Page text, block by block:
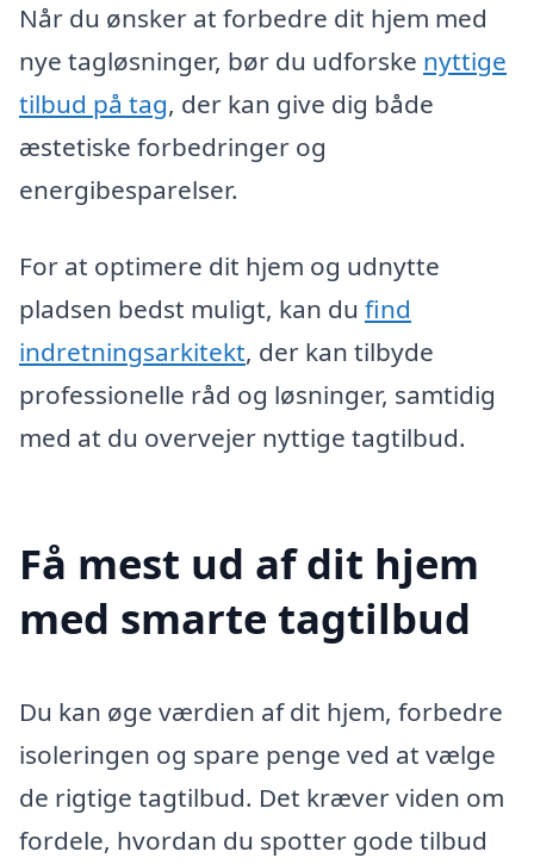
Når du ønsker at forbedre dit hjem med
nye tagløsninger, bør du udforske nyttige
tilbud på tag, der kan give dig både
æstetiske forbedringer og
energibesparelser.
For at optimere dit hjem og udnytte
pladsen bedst muligt, kan du find
indretningsarkitekt, der kan tilbyde
professionelle råd og løsninger, samtidig
med at du overvejer nyttige tagtilbud.
Få mest ud af dit hjem
med smarte tagtilbud
Du kan øge værdien af dit hjem, forbedre
isoleringen og spare penge ved at vælge
de rigtige tagtilbud. Det kræver viden om
fordele, hvordan du spotter gode tilbud